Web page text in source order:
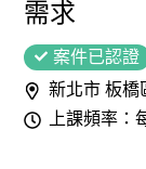
需求
案件已認證
新北市 板橋
上課頻率：